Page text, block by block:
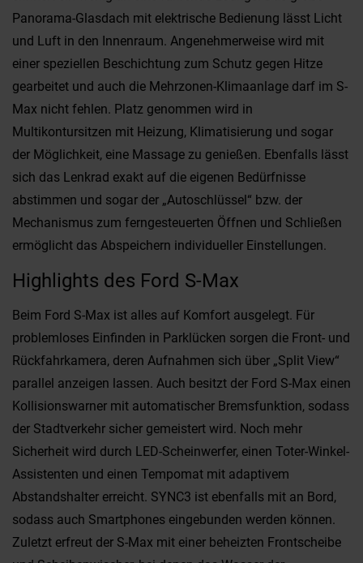
Panorama-Glasdach mit elektrische Bedienung lässt Licht
und Luft in den Innenraum. Angenehmerweise wird mit
einer speziellen Beschichtung zum Schutz gegen Hitze
gearbeitet und auch die Mehrzonen-Klimaanlage darf im S-
Max nicht fehlen. Platz genommen wird in
Multikontursitzen mit Heizung, Klimatisierung und sogar
der Möglichkeit, eine Massage zu genießen. Ebenfalls lässt
sich das Lenkrad exakt auf die eigenen Bedürfnisse
abstimmen und sogar der „Autoschlüssel“ bzw. der
Mechanismus zum ferngesteuerten Öffnen und Schließen
ermöglicht das Abspeichern individueller Einstellungen.
Highlights des Ford S-Max
Beim Ford S-Max ist alles auf Komfort ausgelegt. Für
problemloses Einfinden in Parklücken sorgen die Front- und
Rückfahrkamera, deren Aufnahmen sich über „Split View“
parallel anzeigen lassen. Auch besitzt der Ford S-Max einen
Kollisionswarner mit automatischer Bremsfunktion, sodass
der Stadtverkehr sicher gemeistert wird. Noch mehr
Sicherheit wird durch LED-Scheinwerfer, einen Toter-Winkel-
Assistenten und einen Tempomat mit adaptivem
Abstandshalter erreicht. SYNC3 ist ebenfalls mit an Bord,
sodass auch Smartphones eingebunden werden können.
Zuletzt erfreut der S-Max mit einer beheizten Frontscheibe